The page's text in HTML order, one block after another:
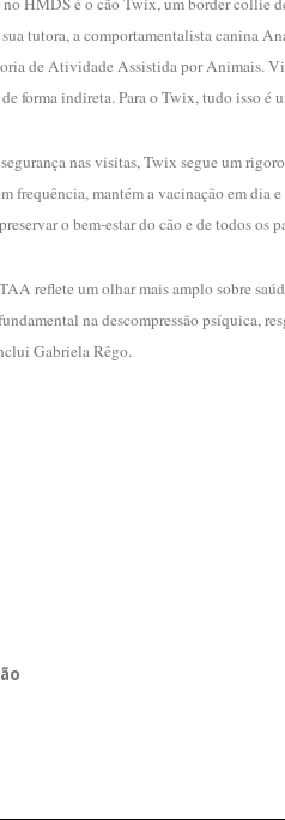
tutora, a comportamentalista canina
de Atividade Assistida por Animais.
forma indireta. Para o Twix, tudo isso é
nas visitas, Twix segue um
frequência, mantém a vacinação em dia
o bem-estar do cão e de todos os
reflete um olhar mais amplo sobre
na descompressão psíquica,
Gabriela Rêgo.